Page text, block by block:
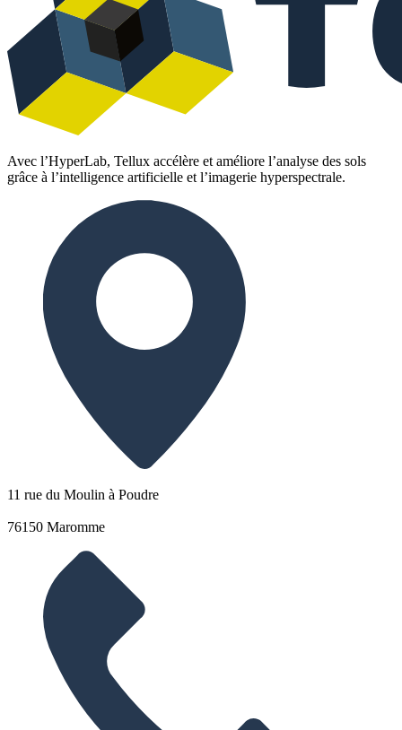
Avec l’HyperLab, Tellux accélère et améliore l’analyse des sols
grâce à l’intelligence artificielle et l’imagerie hyperspectrale.
11 rue du Moulin à Poudre
76150 Maromme